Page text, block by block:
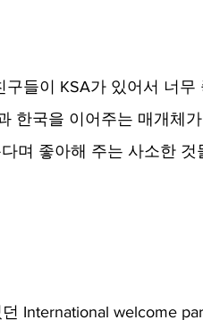
들이 KSA가 있어서 너무
한국을 이어주는 매개체가
며 좋아해 주는 사소한 것
International welcome